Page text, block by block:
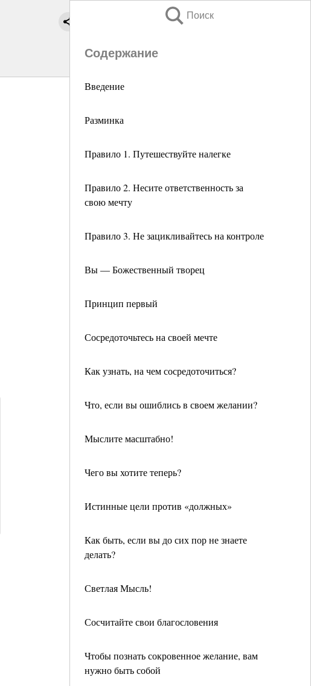
Поиск
Содержание
Введение
Разминка
Правило 1. Путешествуйте налегке
Правило 2. Несите ответственность за
свою мечту
Правило 3. Не зацикливайтесь на контроле
Вы — Божественный творец
Принцип первый
Сосредоточьтесь на своей мечте
Как узнать, на чем сосредоточиться?
Что, если вы ошиблись в своем желании?
Мыслите масштабно!
Чего вы хотите теперь?
Истинные цели против «должных»
Как быть, если вы до сих пор не знаете
делать?
Светлая Мысль!
Сосчитайте свои благословения
Чтобы познать сокровенное желание, вам
нужно быть собой